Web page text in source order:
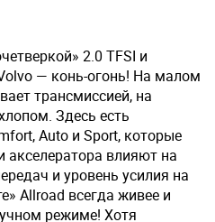
2.0 TFSI и
— конь-огонь! На малом
трансмиссией, на
Здесь есть
Auto и Sport, которые
акселератора влияют на
и уровень усилия на
Allroad всегда живее и
режиме! Хотя